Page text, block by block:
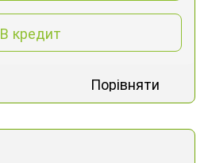
В кредит
Порівняти